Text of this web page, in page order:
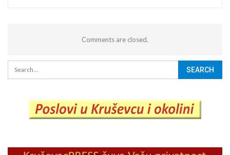
Comments are closed.